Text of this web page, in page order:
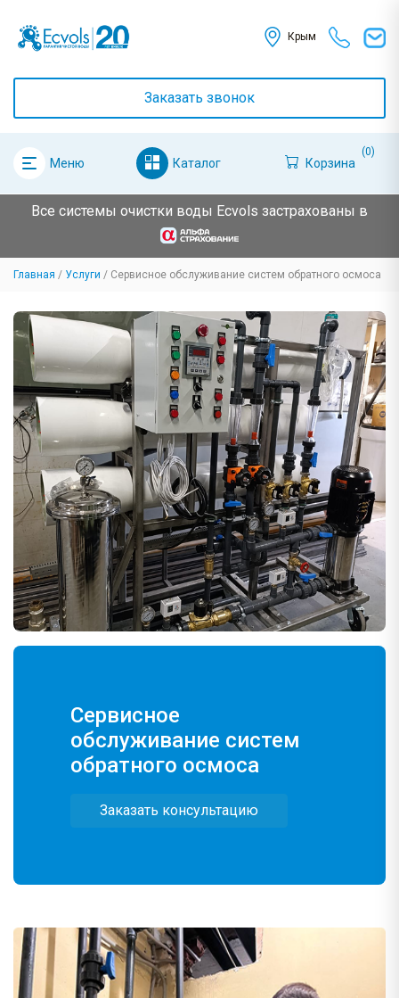
Крым
Заказать звонок
Меню Каталог Корзина
(0)
Все системы очистки воды Ecvols застрахованы в
Главная Услуги Сервисное обслуживание систем обратного осмоса
Сервисное
обслуживание систем
обратного осмоса
Заказать консультацию